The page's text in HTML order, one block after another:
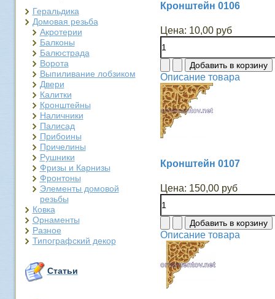
Геральдика
Домовая резьба
Акротерии
Балконы
Балюстрада
Ворота
Выпиливание лобзиком
Двери
Калитки
Кронштейны
Наличники
Палисад
Прибоины
Причелины
Рушники
Фризы и Карнизы
Фронтоны
Элементы домовой
резьбы
Ковка
Орнаменты
Разное
Типографский декор
Статьи
Кронштейн 0106
Цена: 10,00 руб
Описание товара
Кронштейн 0107
Цена: 150,00 руб
Описание товара